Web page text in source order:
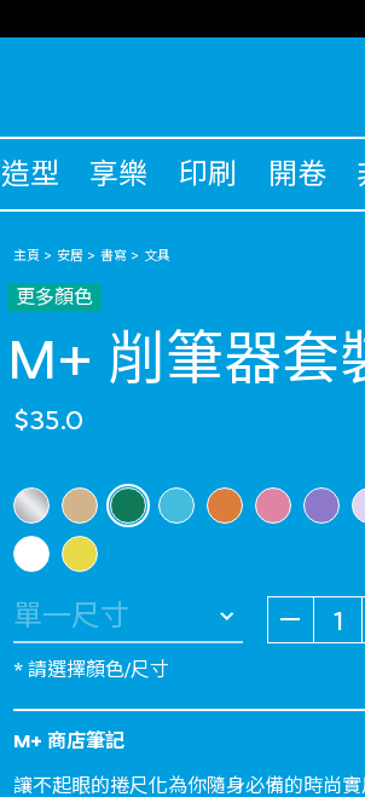
造型 享樂 印刷 開卷
主頁 安居 書寫 文具
更多顏色
M+ 削筆器套
$35.0
選擇 顏色
* 請選擇顏色/尺寸
M+ 商店筆記
讓不起眼的捲尺化為你隨身必備的時尚